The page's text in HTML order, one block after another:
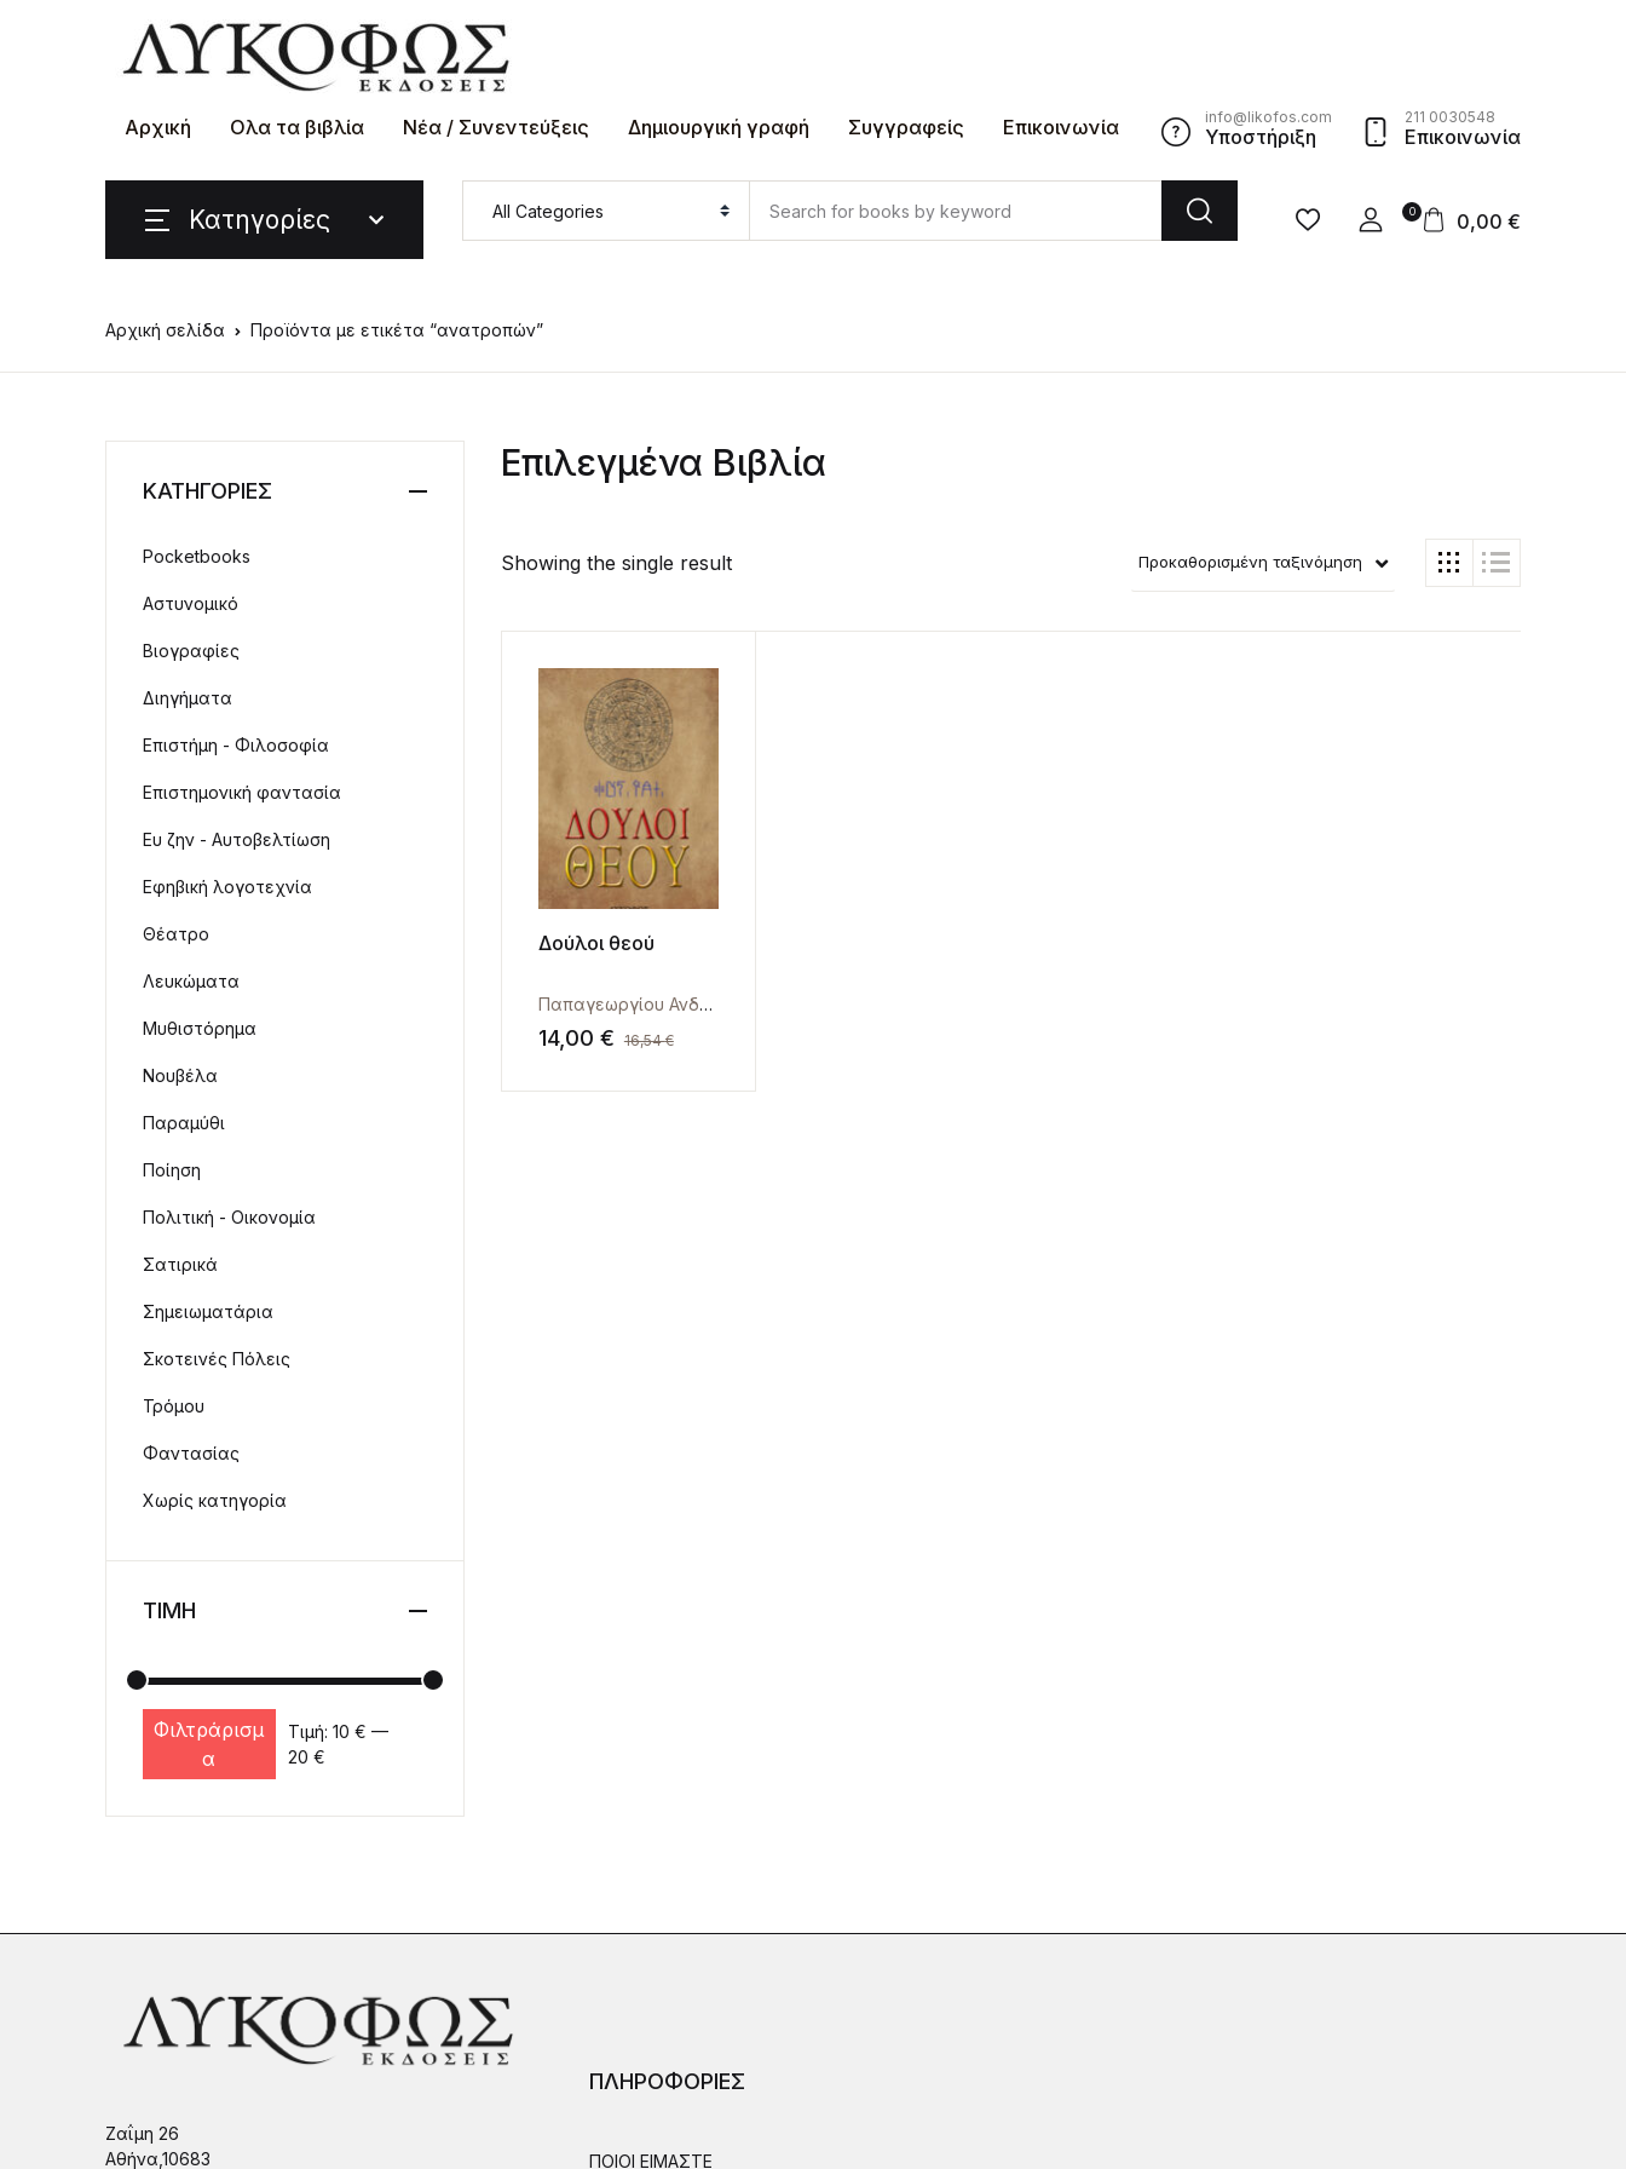
Αρχική Ολα τα βιβλία Νέα / Συνεντεύξεις Δημιουργική γραφή Συγγραφείς Επικοινωνία info@likofos.com
Υποστήριξη
211 0030548
Επικοινωνία
Κατηγορίες 0 0,00 €
Αρχική σελίδα Προϊόντα με ετικέτα “ανατροπών”
Επιλεγμένα Βιβλία
Showing the single result Προκαθορισμένη ταξινόμηση
Δούλοι θεού
Παπαγεωργίου Ανδρέας
14,00 € 16,54€
ΚΑΤΗΓΟΡΙΕΣ
Pocketbooks
Αστυνομικό
Βιογραφίες
Διηγήματα
Επιστήμη - Φιλοσοφία
Επιστημονική φαντασία
Ευ ζην - Αυτοβελτίωση
Εφηβική λογοτεχνία
Θέατρο
Λευκώματα
Μυθιστόρημα
Νουβέλα
Παραμύθι
Ποίηση
Πολιτική - Οικονομία
Σατιρικά
Σημειωματάρια
Σκοτεινές Πόλεις
Τρόμου
Φαντασίας
Χωρίς κατηγορία
ΤΙΜΗ
Ελάχιστη τιμή
Μέγιστη τιμή
Φιλτράρισμ
α
Τιμή: 10 € —
20 €
Ζαΐμη 26
Αθήνα,10683
ΠΛΗΡΟΦΟΡΙΕΣ
ΠΟΙΟΙ ΕΙΜΑΣΤΕ